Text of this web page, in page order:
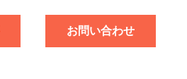
お問い合わせ